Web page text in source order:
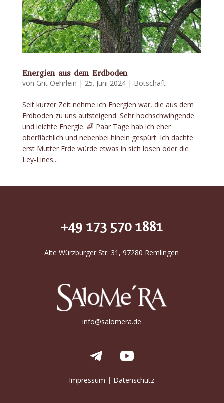
Energien aus dem Erdboden
von Grit Oehrlein | 25. Juni 2024| Botschaft
Seit kurzer Zeit nehme ich Energien war, die aus dem
Erdboden zu uns aufsteigend. Sehr hochschwingende
und leichte Energie. 🌈 Paar Tage hab ich eher
oberflächlich und nebenbei hinein gespürt. Ich dachte
erst Mutter Erde würde etwas in sich lösen oder die
Ley-Lines...
+49 173 570 1881
Alte Würzburger Str. 31, 97280 Remlingen
info@salomera.de
Impressum | Datenschutz